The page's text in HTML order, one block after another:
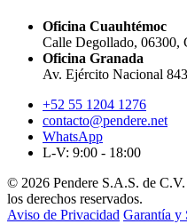
Oficina Cuauhtémoc
Calle Degollado, 06300,
Oficina Granada
Av. Ejército Nacional
+52 55 1204 1276
contacto@pendere.net
WhatsApp
L-V: 9:00 - 18:00
© 2026 Pendere S.A.S. de
los derechos reservados.
Aviso de Privacidad Garantía y